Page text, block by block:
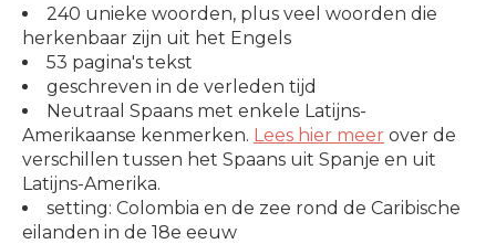
240 unieke woorden, plus veel woorden die
herkenbaar zijn uit het Engels
53 pagina's tekst
geschreven in de verleden tijd
Neutraal Spaans met enkele Latijns-
Amerikaanse kenmerken. Lees hier meer over de
verschillen tussen het Spaans uit Spanje en uit
Latijns-Amerika.
setting: Colombia en de zee rond de Caribische
eilanden in de 18e eeuw